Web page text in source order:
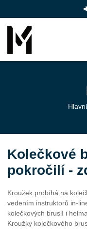
Kolečkové
pokročilí -
Kroužek probíhá na
vedením instruktorů in-
kolečkových bruslí i
Kroužky kolečkového